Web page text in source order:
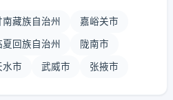
南藏族自治州 嘉峪关市
夏回族自治州 陇南市
水市 武威市 张掖市